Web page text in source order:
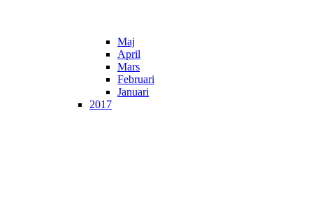
Maj
April
Mars
Februari
Januari
2017